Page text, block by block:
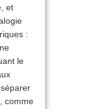
et
:
le
comme